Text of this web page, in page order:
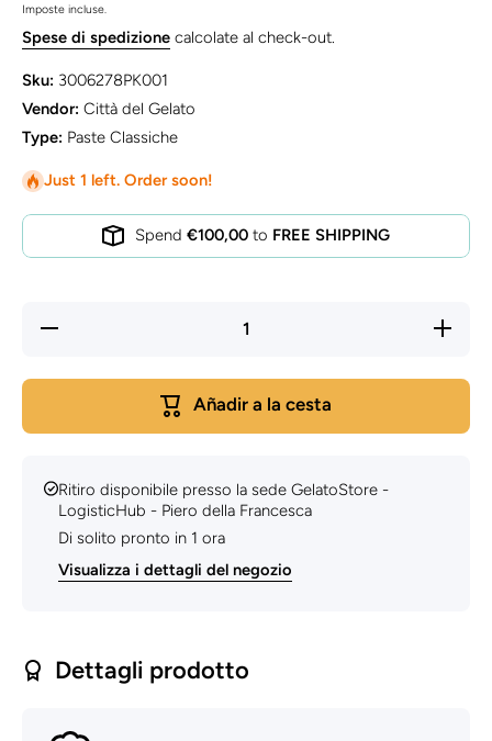
Imposte incluse.
Spese di spedizione calcolate al check-out.
Sku: 3006278PK001
Vendor: Città del Gelato
Type: Paste Classiche
Just 1 left. Order soon!
Spend €100,00 to FREE SHIPPING
Diminuisci
quantità
3kg -
Añadir a la cesta
Ritiro disponibile presso la sedeGelatoStore -
LogisticHub - Piero della Francesca
Di solito pronto in 1 ora
Visualizza i dettagli del negozio
Dettagli prodotto